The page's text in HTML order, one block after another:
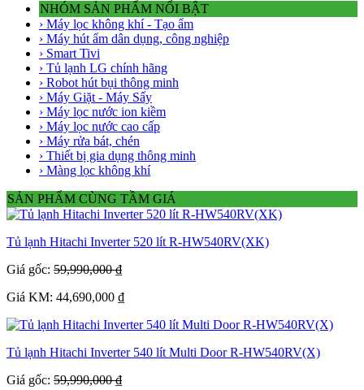
NHÓM SẢN PHẨM NỔI BẬT
› Máy lọc không khí - Tạo ẩm
› Máy hút ẩm dân dụng, công nghiệp
› Smart Tivi
› Tủ lạnh LG chính hãng
› Robot hút bụi thông minh
› Máy Giặt - Máy Sấy
› Máy lọc nước ion kiềm
› Máy lọc nước cao cấp
› Máy rửa bát, chén
› Thiết bị gia dụng thông minh
› Màng lọc không khí
SẢN PHẨM CÙNG TẦM GIÁ
Tủ lạnh Hitachi Inverter 520 lít R-HW540RV(XK)
Giá gốc: 59,990,000 ₫
Giá KM: 44,690,000 ₫
Tủ lạnh Hitachi Inverter 540 lít Multi Door R-HW540RV(X)
Giá gốc: 59,990,000 ₫